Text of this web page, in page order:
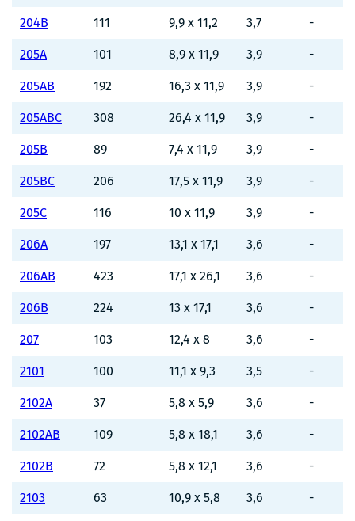
204B 111 9,9 x 11,2 3,7 -
205A 101 8,9 x 11,9 3,9 -
205AB 192 16,3 x 11,9 3,9 -
205ABC 308 26,4 x 11,9 3,9 -
205B 89 7,4 x 11,9 3,9 -
205BC 206 17,5 x 11,9 3,9 -
205C 116 10 x 11,9 3,9 -
206A 197 13,1 x 17,1 3,6 -
206AB 423 17,1 x 26,1 3,6 -
206B 224 13 x 17,1 3,6 -
207 103 12,4 x 8 3,6 -
2101 100 11,1 x 9,3 3,5 -
2102A 37 5,8 x 5,9 3,6 -
2102AB 109 5,8 x 18,1 3,6 -
2102B 72 5,8 x 12,1 3,6 -
2103 63 10,9 x 5,8 3,6 -